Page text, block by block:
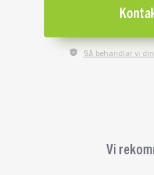
Så behandlar vi
Vi